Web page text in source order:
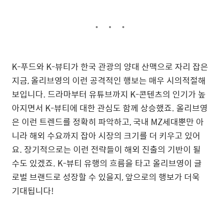
K-푸드와 K-뷰티가 한국 관광의 양대 산맥으로 자리 잡은
지금, 올리브영의 이런 공격적인 행보는 매우 시의적절해
보입니다. 드라마부터 유튜브까지 K-콘텐츠의 인기가 높
아지면서 K-뷰티에 대한 관심도 함께 상승했죠. 올리브영
은 이런 트렌드를 정확히 파악하고, 국내 MZ세대뿐만 아
니라 해외 수요까지 잡아 시장의 크기를 더 키우고 있어
요. 장기적으로는 이런 전략들이 해외 진출의 기반이 될
수도 있겠죠. K-뷰티 유행의 흐름을 타고 올리브영이 글
로벌 브랜드로 성장할 수 있을지, 앞으로의 행보가 더욱
기대됩니다!